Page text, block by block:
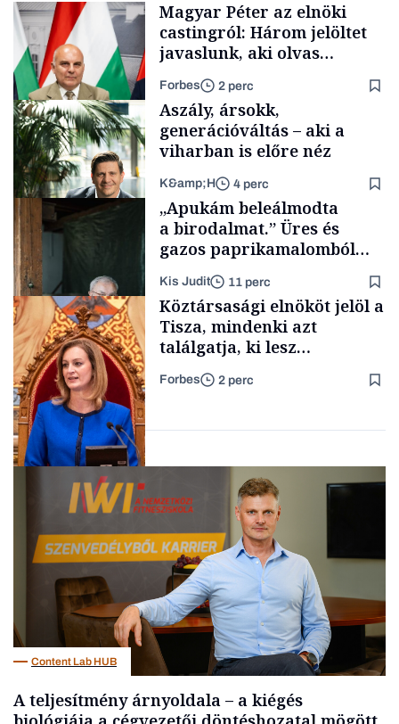
Politika
Magyar Péter az elnöki
castingról: Három jelöltet
javaslunk, aki olvas
híreket, nem fog
meglepődni
Forbes 2 perc
TÁMOGATÓI
TARTALOM
Aszály, ársokk,
generációváltás – aki a
viharban is előre néz
K&amp;H 4 perc
Családi
vállalkozások
„Apukám beleálmodta
a birodalmat.” Üres és
gazos paprikamalomból
lett az igazi családi
fűszersztori
Kis Judit 11 perc
Köztársasági elnököt jelöl a
Tisza, mindenki azt
találgatja, ki lesz
szombaton a befutó –
soroljuk az eddig felmerült
Forbes 2 perc
Content Lab HUB
A teljesítmény árnyoldala – a kiégés